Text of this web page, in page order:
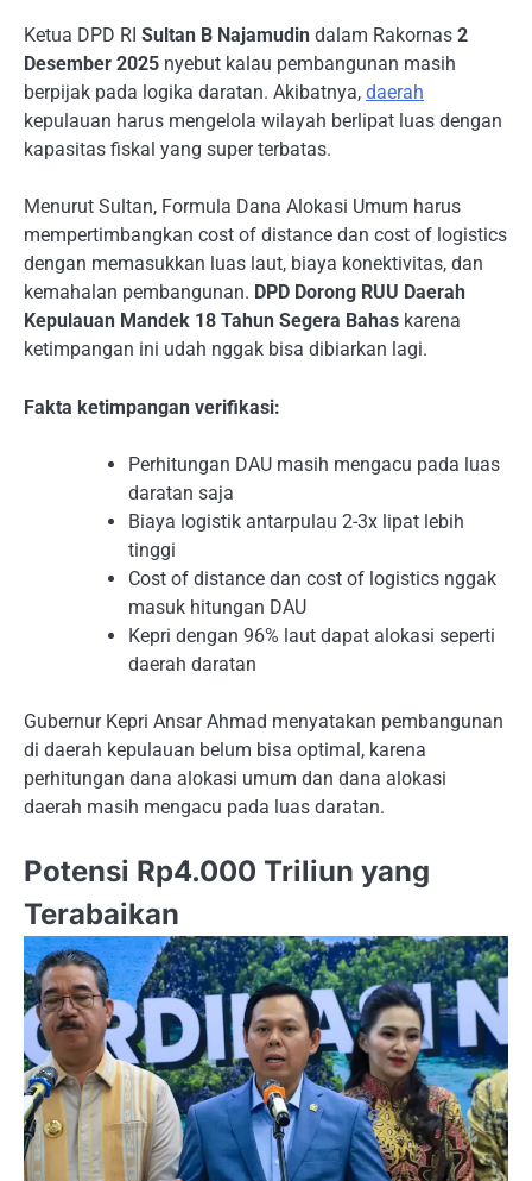
Ketua DPD RI Sultan B Najamudin dalam Rakornas 2
Desember 2025 nyebut kalau pembangunan masih
berpijak pada logika daratan. Akibatnya, daerah
kepulauan harus mengelola wilayah berlipat luas dengan
kapasitas fiskal yang super terbatas.
Menurut Sultan, Formula Dana Alokasi Umum harus
mempertimbangkan cost of distance dan cost of logistics
dengan memasukkan luas laut, biaya konektivitas, dan
kemahalan pembangunan. DPD Dorong RUU Daerah
Kepulauan Mandek 18 Tahun Segera Bahas karena
ketimpangan ini udah nggak bisa dibiarkan lagi.
Fakta ketimpangan verifikasi:
Perhitungan DAU masih mengacu pada luas
daratan saja
Biaya logistik antarpulau 2-3x lipat lebih
tinggi
Cost of distance dan cost of logistics nggak
masuk hitungan DAU
Kepri dengan 96% laut dapat alokasi seperti
daerah daratan
Gubernur Kepri Ansar Ahmad menyatakan pembangunan
di daerah kepulauan belum bisa optimal, karena
perhitungan dana alokasi umum dan dana alokasi
daerah masih mengacu pada luas daratan.
Potensi Rp4.000 Triliun yang
Terabaikan